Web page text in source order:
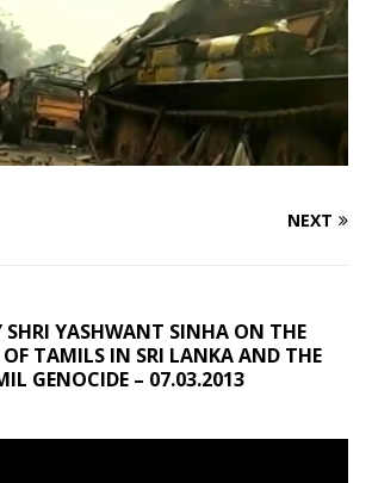
NEXT
SHRI YASHWANT SINHA ON THE
OF TAMILS IN SRI LANKA AND THE
GENOCIDE – 07.03.2013